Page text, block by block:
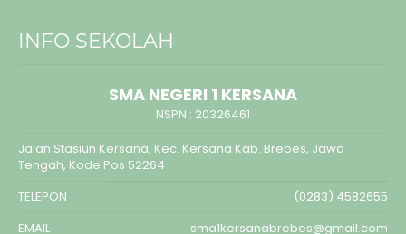
INFO SEKOLAH
SMA NEGERI 1 KERSANA
NSPN : 20326461
Jalan Stasiun Kersana, Kec. Kersana Kab. Brebes, Jawa
Tengah, Kode Pos 52264
TELEPON
(0283) 4582655
EMAIL
sma1kersanabrebes@gmail.com